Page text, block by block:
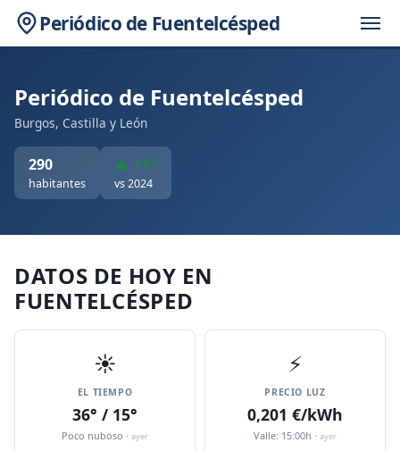
Periódico de Fuentelcésped
Periódico de Fuentelcésped
Burgos, Castilla y León
290
habitantes
▲ +17
vs 2024
DATOS DE HOY EN
FUENTELCÉSPED
☀️
EL TIEMPO
36° / 15°
Poco nuboso · ayer
⚡
PRECIO LUZ
0,201 €/kWh
Valle: 15:00h · ayer